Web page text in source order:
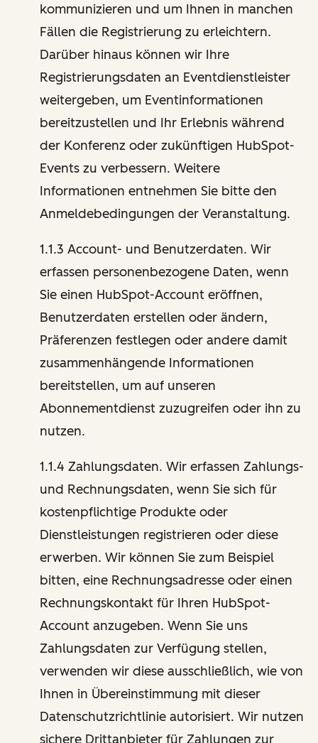
kommunizieren und um Ihnen in manchen
Fällen die Registrierung zu erleichtern.
Darüber hinaus können wir Ihre
Registrierungsdaten an Eventdienstleister
weitergeben, um Eventinformationen
bereitzustellen und Ihr Erlebnis während
der Konferenz oder zukünftigen HubSpot-
Events zu verbessern. Weitere
Informationen entnehmen Sie bitte den
Anmeldebedingungen der Veranstaltung.
1.1.3 Account- und Benutzerdaten. Wir
erfassen personenbezogene Daten, wenn
Sie einen HubSpot-Account eröffnen,
Benutzerdaten erstellen oder ändern,
Präferenzen festlegen oder andere damit
zusammenhängende Informationen
bereitstellen, um auf unseren
Abonnementdienst zuzugreifen oder ihn zu
nutzen.
1.1.4 Zahlungsdaten. Wir erfassen Zahlungs-
und Rechnungsdaten, wenn Sie sich für
kostenpflichtige Produkte oder
Dienstleistungen registrieren oder diese
erwerben. Wir können Sie zum Beispiel
bitten, eine Rechnungsadresse oder einen
Rechnungskontakt für Ihren HubSpot-
Account anzugeben. Wenn Sie uns
Zahlungsdaten zur Verfügung stellen,
verwenden wir diese ausschließlich, wie von
Ihnen in Übereinstimmung mit dieser
Datenschutzrichtlinie autorisiert. Wir nutzen
sichere Drittanbieter für Zahlungen zur